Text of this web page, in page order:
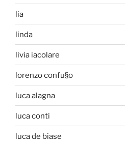
lia
linda
livia iacolare
lorenzo confu§o
luca alagna
luca conti
luca de biase